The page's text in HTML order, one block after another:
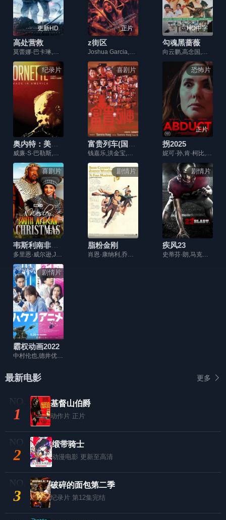
更新HD
高处营救
莫蕾娜·巴卡琳,安东尼·麦凯,麦蒂·哈森,Shauna,Earp,Danny,Boyd,Jr.,Kevin,Hummel,Dalila,Orozco,Dave,Malkoff,Drexel,James,Anthony,Perez,Gregg,S.,Perry,Mike,Hickman
正片
z街区
Joshua Garcia,茱莉娅·巴雷托,Ian Veneracion
HD中字
勾魂黑蔷薇
向云鹏,高念国,姜大川,张复周,锺明宏,龙威
纪录片
奥内特：美国制造
威廉·S·巴勒斯,奥内特·科尔曼,约翰·佐丹奴
喜剧片
富贵列车(国际版)
钱嘉乐,洪金宝,郑文雅,沈殿霞,狄威,钟镇涛,关之琳,元彪,曾志伟,林正英
恐怖片
正片
拐2025
妮可·孙,肯·柯比,Chris Riggi
喜剧片
正片
韦斯利南非圣诞节
多里恩·威尔逊,Jasmine Guy,Terrence 'T.C.' Carson
剧情片
脂粉金刚
肖恩·康纳利,乔安娜·伍德沃德,珍·茜宝
剧情片
疾风23
史蒂芬·朗,马克斯·阿德勒,马克·哈普卡,阿丽夏·维加,Kim Zimmer
剧情片
霸权动画2022
中村伦也,德井优,吉冈里帆,柄本佑,尾野真千子
最新电影 更多
1
基督山伯爵
动作片 正片
2
缎带骑士
动漫电影 更新至高清
3
破碎的面包第二季
纪录片 第12集完结